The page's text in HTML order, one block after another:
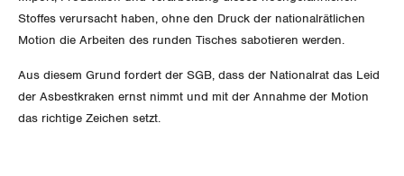
Zug
Stoffes verursacht haben, ohne den Druck der nationalrätlichen
Motion die Arbeiten des runden Tisches sabotieren werden.
Aus diesem Grund fordert der SGB, dass der Nationalrat das Leid
der Asbestkraken ernst nimmt und mit der Annahme der Motion
das richtige Zeichen setzt.